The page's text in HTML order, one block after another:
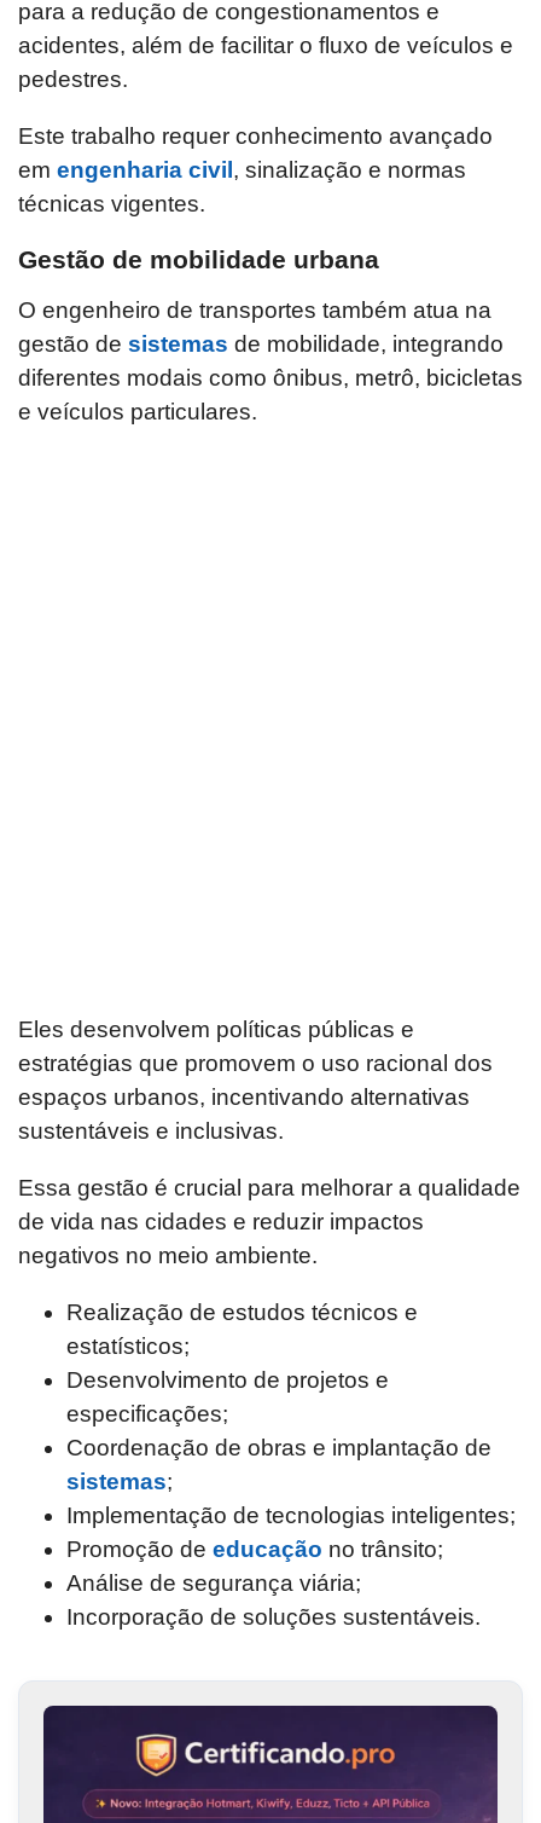
para a redução de congestionamentos e
acidentes, além de facilitar o fluxo de veículos e
pedestres.
Este trabalho requer conhecimento avançado
em engenharia civil, sinalização e normas
técnicas vigentes.
Gestão de mobilidade urbana
O engenheiro de transportes também atua na
gestão de sistemas de mobilidade, integrando
diferentes modais como ônibus, metrô, bicicletas
e veículos particulares.
Eles desenvolvem políticas públicas e
estratégias que promovem o uso racional dos
espaços urbanos, incentivando alternativas
sustentáveis e inclusivas.
Essa gestão é crucial para melhorar a qualidade
de vida nas cidades e reduzir impactos
negativos no meio ambiente.
Realização de estudos técnicos e
estatísticos;
Desenvolvimento de projetos e
especificações;
Coordenação de obras e implantação de
sistemas;
Implementação de tecnologias inteligentes;
Promoção de educação no trânsito;
Análise de segurança viária;
Incorporação de soluções sustentáveis.